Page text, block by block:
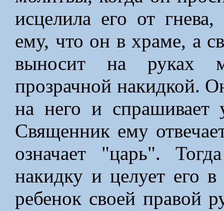
исцелила его от
ему, что он в храме, а
выносит на руках
прозрачной накидкой.
на него и спрашивает
Священник ему
означает "царь".
накидку и целует его
ребенок своей правой